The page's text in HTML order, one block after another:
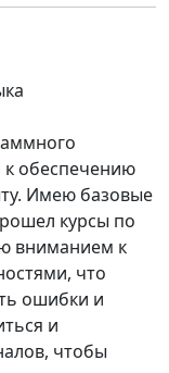
обеспечению
Имею базовые
курсы по
вниманием к
что
ошибки и
и
чтобы